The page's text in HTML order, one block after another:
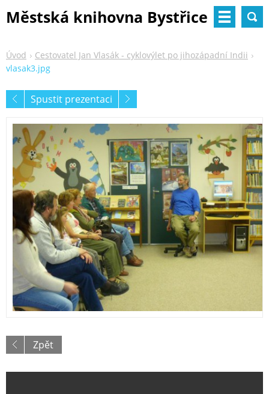
Městská knihovna Bystřice
Úvod
Cestovatel Jan Vlasák - cyklovýlet po jihozápadní Indii
vlasak3.jpg
Spustit prezentaci
Zpět